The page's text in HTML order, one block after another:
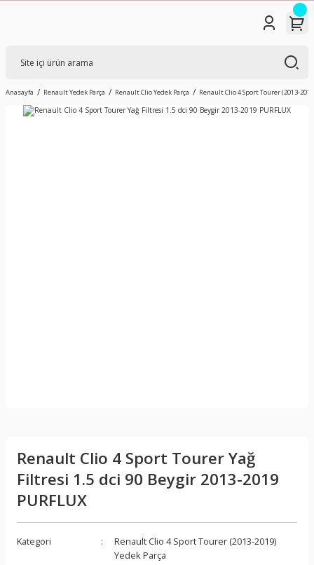
Anasayfa Renault Yedek Parça Renault Clio Yedek Parça Renault Clio 4 Sport Tourer (2013-
Renault Clio 4 Sport Tourer Yağ
Filtresi 1.5 dci 90 Beygir 2013-2019
PURFLUX
Kategori
Renault Clio 4 Sport Tourer (2013-2019)
Yedek Parça